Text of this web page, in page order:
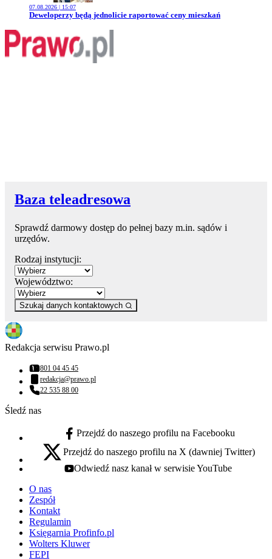
07.08.2026 | 15:07
Przejdź do artykułu:
Deweloperzy będą jednolicie raportować ceny mieszkań
Baza teleadresowa
Sprawdź darmowy dostęp do pełnej bazy m.in. sądów i
urzędów.
Rodzaj instytucji:
Województwo:
Szukaj danych kontaktowych
Redakcja serwisu Prawo.pl
Numer telefonu:
801 04 45 45
Adres email:
redakcja@prawo.pl
Numer telefonu:
22 535 88 00
Śledź nas
facebook - otwiera się w nowej karcie
Przejdź do naszego profilu na Facebooku
x - otwiera się w nowej karcie
Przejdź do naszego profilu na X (dawniej Twitter)
youtube - otwiera się w nowej karcie
Odwiedź nasz kanał w serwisie YouTube
O nas
Zespół
Kontakt
Regulamin
Księgarnia Profinfo.pl
Wolters Kluwer
FEPI